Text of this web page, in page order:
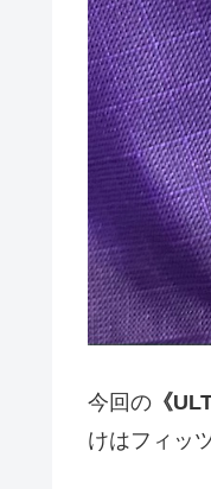
今回の 《
けはフィッ